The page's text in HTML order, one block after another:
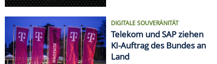
DIGITALE SOUVERÄNITÄT
Telekom und SAP ziehen
KI-Auftrag des Bundes an
Land